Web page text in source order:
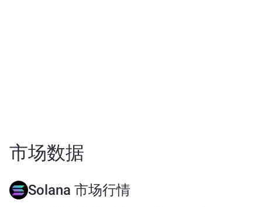
市场数据
Solana 市场行情